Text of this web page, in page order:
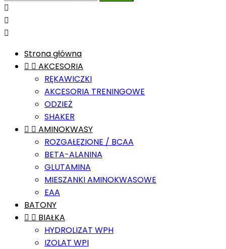



Strona główna
  AKCESORIA
RĘKAWICZKI
AKCESORIA TRENINGOWE
ODZIEŻ
SHAKER
  AMINOKWASY
ROZGAŁĘZIONE / BCAA
BETA-ALANINA
GLUTAMINA
MIESZANKI AMINOKWASOWE
EAA
BATONY
  BIAŁKA
HYDROLIZAT WPH
IZOLAT WPI